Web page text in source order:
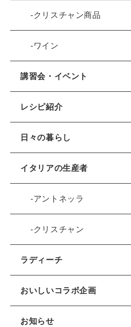
クリスチャン商品
ワイン
講習会・イベント
レシピ紹介
日々の暮らし
イタリアの生産者
アントネッラ
クリスチャン
ラディーチ
おいしいコラボ企画
お知らせ